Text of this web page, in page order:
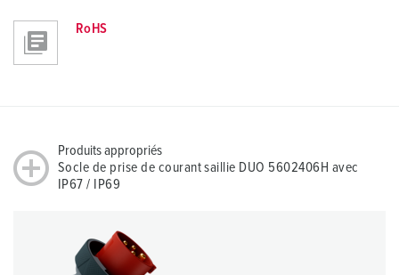
RoHS
Produits appropriés
Socle de prise de courant saillie DUO 5602406H avec
IP67 / IP69